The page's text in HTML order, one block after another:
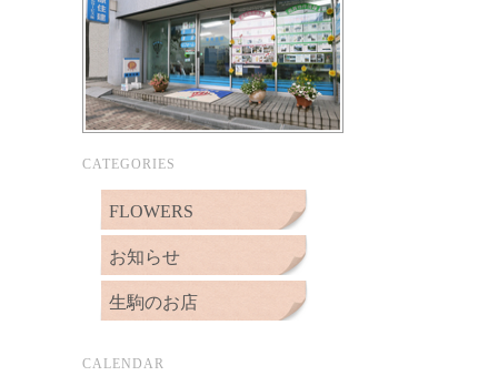
CATEGORIES
FLOWERS
お知らせ
生駒のお店
CALENDAR